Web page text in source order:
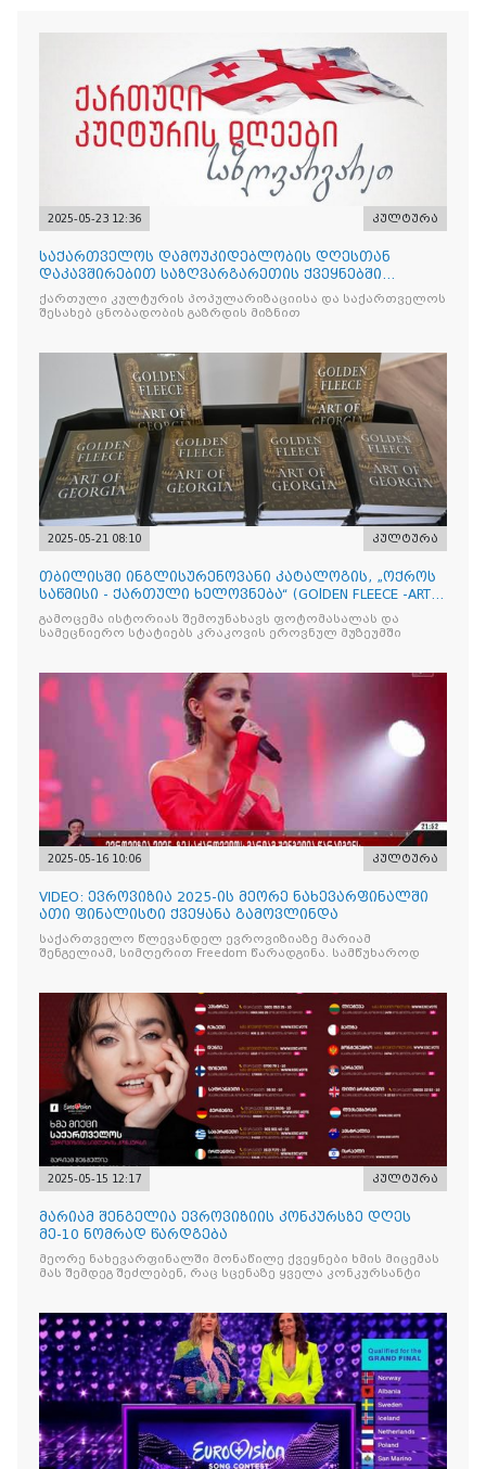
2025-05-23 12:36 კულტურა
საქართველოს დამოუკიდებლობის დღესთან
დაკავშირებით საზღვარგარეთის ქვეყნებში
ქართული კულტურის დღეები აღ
ქართული კულტურის პოპულარიზაციისა და საქართველოს
შესახებ ცნობადობის გაზრდის მიზნით
2025-05-21 08:10 კულტურა
თბილისში ინგლისურენოვანი კატალოგის, „ოქროს
საწმისი - ქართული ხელოვნება“ (GOlDEN FLEECE -ART
OF GEORG
გამოცემა ისტორიას შემოუნახავს ფოტომასალას და
სამეცნიერო სტატიებს კრაკოვის ეროვნულ მუზეუმში
2025-05-16 10:06 კულტურა
VIDEO: ევროვიზია 2025-ის მეორე ნახევარფინალში
ათი ფინალისტი ქვეყანა გამოვლინდა
საქართველო წლევანდელ ევროვიზიაზე მარიამ
შენგელიამ, სიმღერით Freedom წარადგინა. სამწუხაროდ
2025-05-15 12:17 კულტურა
მარიამ შენგელია ევროვიზიის კონკურსზე დღეს
მე-10 ნომრად წარდგება
მეორე ნახევარფინალში მონაწილე ქვეყნები ხმის მიცემას
მას შემდეგ შეძლებენ, რაც სცენაზე ყველა კონკურსანტი